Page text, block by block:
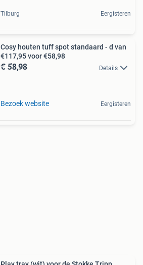
Tilburg Eergisteren
Cosy houten tuff spot standaard - d van
€117,95 voor €58,98
€ 58,98 Details
Bezoek website Eergisteren